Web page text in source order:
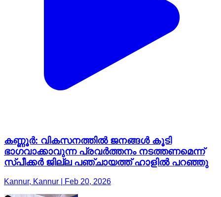
കണ്ണൂർ: വികസനത്തിൽ ജനങ്ങൾ കൂടി
ഭാഗവാക്കാവുന്ന പ്രവർത്തനം നടത്തണമെന്ന്
സ്പീക്കർ ജില്ല പഞ്ചായത്ത് ഹാളിൽ പറഞ്ഞു
Kannur, Kannur | Feb 20, 2026